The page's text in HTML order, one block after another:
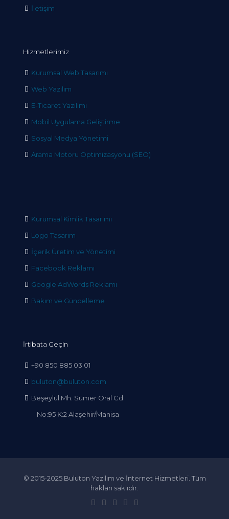
İletişim
Hizmetlerimiz
Kurumsal Web Tasarımı
Web Yazılım
E-Ticaret Yazılımı
Mobil Uygulama Geliştirme
Sosyal Medya Yönetimi
Arama Motoru Optimizasyonu (SEO)
Kurumsal Kimlik Tasarımı
Logo Tasarım
İçerik Üretim ve Yönetimi
Facebook Reklamı
Google AdWords Reklamı
Bakım ve Güncelleme
İrtibata Geçin
+90 850 885 03 01
buluton@buluton.com
Beşeylül Mh. Sümer Oral Cd
No:95 K:2 Alaşehir/Manisa
© 2015-2025 Buluton Yazılım ve İnternet Hizmetleri. Tüm
hakları saklıdır.